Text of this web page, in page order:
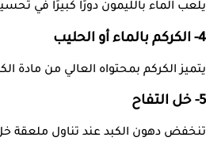
يلعب الماء بالليمون دورًا كبيرًا في
4- الكركم بالماء أو الحليب
يتميز الكركم بمحتواه العالي من مادة
5- خل التفاح
تنخفض دهون الكبد عند تناول ملعقة